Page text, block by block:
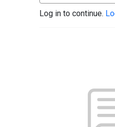
Log in to continue.